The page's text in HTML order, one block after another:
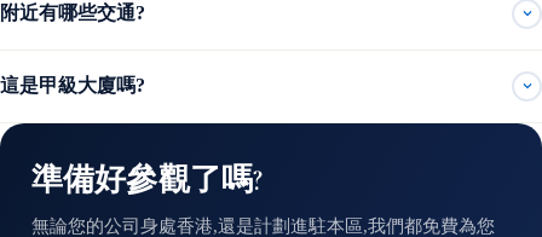
附近有哪些交通?
這是甲級大廈嗎?
準備好參觀了嗎?
無論您的公司身處香港,還是計劃進駐本區,我們都免費為您